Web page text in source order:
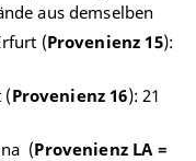
aus demselben
(Provenienz 15):
(Provenienz 16): 21
(Provenienz LA =